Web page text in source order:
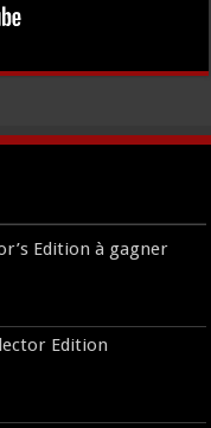
Edition à gagner
Edition